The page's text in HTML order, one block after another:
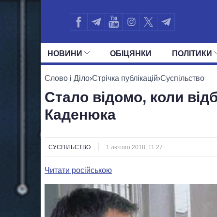
НОВИНИ ОБIЦЯНКИ ПОЛIТИКИ
УСІ ПОЛІТИКИ ПРЕЗИДЕНТ І ОФІС
Слово і Діло›Стрічка публікацій›Суспільство
Стало відомо, коли
Каденюка
СУСПІЛЬСТВО 1 лютого 2018, 11:27
Читати російською